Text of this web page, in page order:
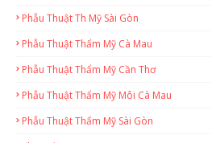
Phẫu Thuật Th Mỹ Sài Gòn
Phẫu Thuật Thẩm Mỹ Cà Mau
Phẫu Thuật Thẩm Mỹ Cần Thơ
Phẫu Thuật Thẩm Mỹ Môi Cà Mau
Phẫu Thuật Thẩm Mỹ Sài Gòn